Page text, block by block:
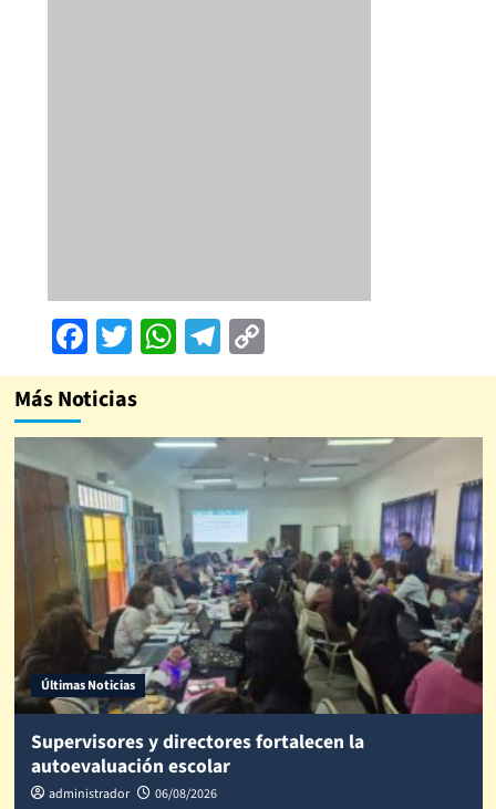
Facebook
Twitter
WhatsApp
Telegram
Copy
Link
Más Noticias
Últimas Noticias
Supervisores y directores fortalecen la
autoevaluación escolar
administrador 06/08/2026